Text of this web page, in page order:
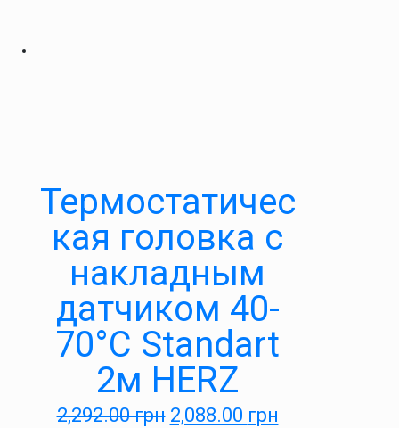
Термостатичес
кая головка с
накладным
датчиком 40-
70°С Standart
2м HERZ
2,292.00грн 2,088.00 грн